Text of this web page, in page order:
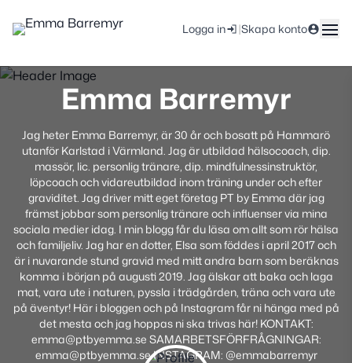
Logga in |Skapa konto
Emma Barremyr
Jag heter Emma Barremyr, är 30 år och bosatt på Hammarö
utanför Karlstad i Värmland. Jag är utbildad hälsocoach, dip.
massör, lic. personlig tränare, dip. mindfulnessinstruktör,
löpcoach och vidareutbildad inom träning under och efter
graviditet. Jag driver mitt eget företag PT by Emma där jag
främst jobbar som personlig tränare och influenser via mina
sociala medier idag. I min blogg får du läsa om allt som rör hälsa
och familjeliv. Jag har en dotter, Elsa som föddes i april 2017 och
är i nuvarande stund gravid med mitt andra barn som beräknas
komma i början på augusti 2019. Jag älskar att baka och laga
mat, vara ute i naturen, pyssla i trädgården, träna och vara ute
på äventyr! Här i bloggen och på Instagram får ni hänga med på
det mesta och jag hoppas ni ska trivas här! KONTAKT:
emma@ptbyemma.se SAMARBETSFÖRFRÅGNINGAR:
emma@ptbyemma.se INSTAGRAM: @emmabarremyr